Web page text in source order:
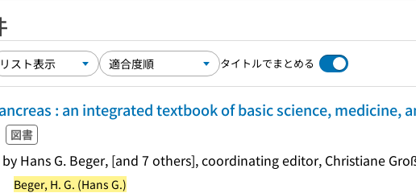
タイトルでまとめる
: an integrated textbook of basic science, medicine,
図書
Hans G. Beger, [and 7 others], coordinating editor, Christiane
Beger, H. G. (Hans G.)